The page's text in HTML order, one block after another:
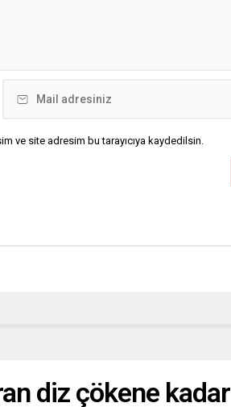
ve site adresim bu tarayıcıya kaydedilsin.
diz çökene kadar